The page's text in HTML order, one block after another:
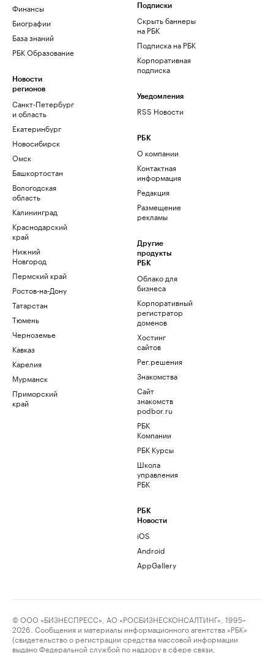
Финансы
Биографии
База знаний
РБК Образование
Новости
регионов
Санкт-Петербург
и область
Екатеринбург
Новосибирск
Омск
Башкортостан
Вологодская
область
Калининград
Краснодарский
край
Нижний
Новгород
Пермский край
Ростов-на-Дону
Татарстан
Тюмень
Черноземье
Кавказ
Карелия
Мурманск
Приморский
край
Подписки
Скрыть баннеры
на РБК
Подписка на РБК
Корпоративная
подписка
Уведомления
RSS Новости
РБК
О компании
Контактная
информация
Редакция
Размещение
рекламы
Другие
продукты
РБК
Облако для
бизнеса
Корпоративный
регистратор
доменов
Хостинг
сайтов
Рег.решения
Знакомства
Сайт
знакомств
podbor.ru
РБК
Компании
РБК Курсы
Школа
управления
РБК
РБК
Новости
iOS
Android
AppGallery
© ООО «БИЗНЕСПРЕСС», АО «РОСБИЗНЕСКОНСАЛТИНГ», 1995–
2026. Сообщения и материалы информационного агентства «РБК»
(свидетельство о регистрации средства массовой информации
выдано Федеральной службой по надзору в сфере связи,